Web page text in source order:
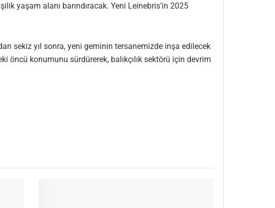
yaşam alanı barındıracak. Yeni Leinebris’in 2025
sekiz yıl sonra, yeni geminin tersanemizde inşa edilecek
öncü konumunu sürdürerek, balıkçılık sektörü için devrim